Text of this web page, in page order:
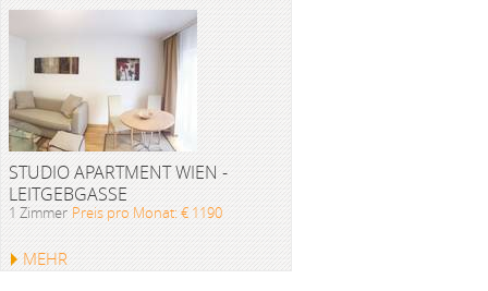
STUDIO APARTMENT WIEN -
LEITGEBGASSE
1 Zimmer Preis pro Monat: € 1190
MEHR